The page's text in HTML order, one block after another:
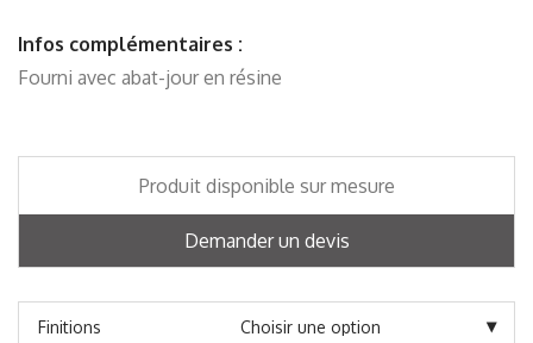
Infos complémentaires :
Fourni avec abat-jour en résine
Produit disponible sur mesure
Demander un devis
Finitions